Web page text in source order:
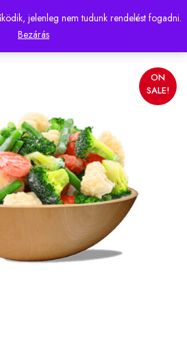
jelenleg nem tudunk rendelést fogadni.
Bezárás
ON
SALE!